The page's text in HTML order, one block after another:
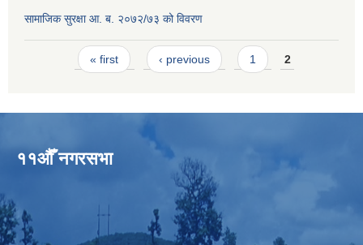
सामाजिक सुरक्षा आ. ब. २०७२/७३ को विवरण
Pages« first ‹ previous 1 2
११औँ नगरसभा